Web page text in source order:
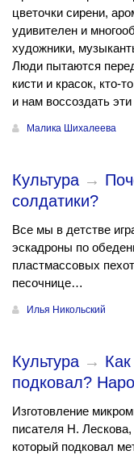
цветочки сирени,
удивителен и
художники,
Люди пытаются
кисти и красок, кто-
и нам воссоздать
Малика Шихалеева
Культура →
солдатики?
Все мы в детстве
эскадроны по
пластмассовых
песочнице…
Илья Никольский
Культура →
подковал?
Изготовление
писателя Н.
который подковал